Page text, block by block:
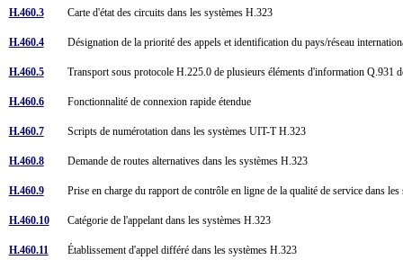
H.460.3 Carte d'état des circuits dans les systèmes H.323
H.460.4 Désignation de la priorité des appels et identification du pays/réseau
H.460.5 Transport sous protocole H.225.0 de plusieurs éléments d'information Q.931
H.460.6 Fonctionnalité de connexion rapide étendue
H.460.7 Scripts de numérotation dans les systèmes UIT-T H.323
H.460.8 Demande de routes alternatives dans les systèmes H.323
H.460.9 Prise en charge du rapport de contrôle en ligne de la qualité de service dans
H.460.10 Catégorie de l'appelant dans les systèmes H.323
H.460.11 Établissement d'appel différé dans les systèmes H.323